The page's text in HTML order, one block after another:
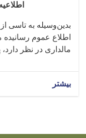
بدین‌وسیله به تاسی
اطلاع عموم
مالداری در نظر دارد،
بیشتر